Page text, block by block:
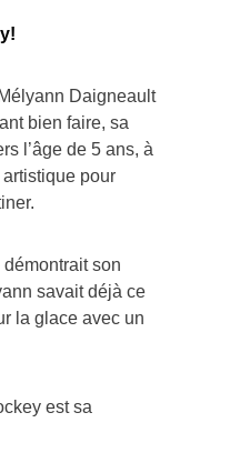
Daigneault
bien faire, sa
l’âge de 5 ans, à
pour
son
savait déjà ce
la glace avec un
est sa